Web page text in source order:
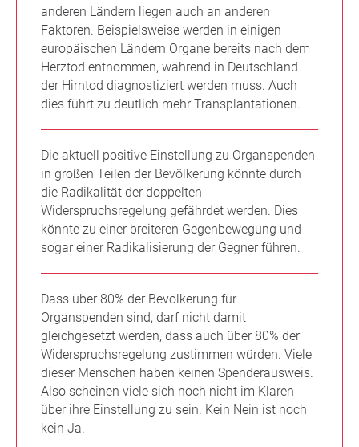
anderen Ländern liegen auch an anderen
Faktoren. Beispielsweise werden in einigen
europäischen Ländern Organe bereits nach dem
Herztod entnommen, während in Deutschland
der Hirntod diagnostiziert werden muss. Auch
dies führt zu deutlich mehr Transplantationen.
Die aktuell positive Einstellung zu Organspenden
in großen Teilen der Bevölkerung könnte durch
die Radikalität der doppelten
Widerspruchsregelung gefährdet werden. Dies
könnte zu einer breiteren Gegenbewegung und
sogar einer Radikalisierung der Gegner führen.
Dass über 80% der Bevölkerung für
Organspenden sind, darf nicht damit
gleichgesetzt werden, dass auch über 80% der
Widerspruchsregelung zustimmen würden. Viele
dieser Menschen haben keinen Spenderausweis.
Also scheinen viele sich noch nicht im Klaren
über ihre Einstellung zu sein. Kein Nein ist noch
kein Ja.